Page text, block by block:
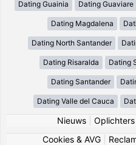
Dating Guainia Dating Guaviare
Dating Magdalena
Dating North Santander
Dating Risaralda Dating
Dating Santander
Dating Valle del Cauca
Nieuws| Oplichters
Cookies & AVG